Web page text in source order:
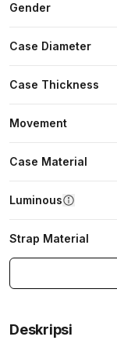
Gender
Case Diameter
Case Thickness
Movement
Case Material
Luminous
Strap Material
Deskripsi